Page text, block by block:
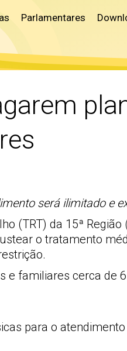
Parlamentares
será ilimitado e
(TRT) da 15ª
o tratamento
familiares cerca de
para o